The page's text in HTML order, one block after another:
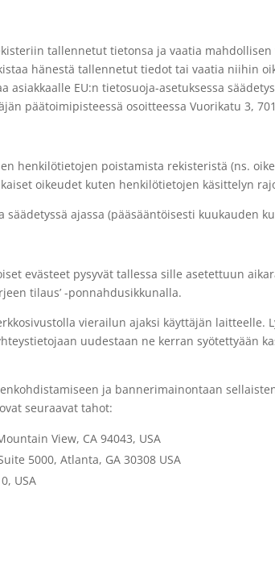
tallennetut tietonsa javaatia
hänestä tallennetut tiedot tai vaatia niihin
asiakkaalle EU:n tietosuoja-asetuksessa
päätoimipisteessäosoitteessa Vuorikatu 3,
henkilötietojen poistamista rekisteristä (ns.
oikeudet kuten henkilötietojen käsittelyn
ajassa (pääsääntöisesti kuukauden
evästeet pysyvät tallessa sille asetettuun
tilaus’ -ponnahdusikkunalla.
vierailun ajaksi käyttäjän laitteelle.
uudestaan ne kerran syötettyään
ja bannerimainontaan
seuraavat tahot:
View, CA 94043, USA
5000, Atlanta, GA 30308 USA
USA